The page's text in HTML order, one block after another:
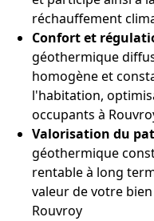
réchauffement
Confort et
géothermique
homogène et
l'habitation,
occupants à
Valorisation du
géothermique
rentable à long
valeur de votre
Rouvroy